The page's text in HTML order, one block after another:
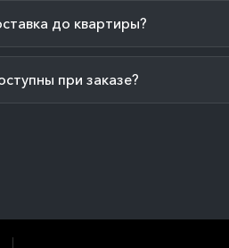
до квартиры?
при заказе?